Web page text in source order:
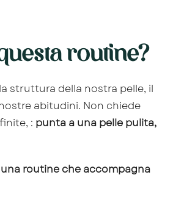
routine?
struttura della nostra pelle, il
abitudini. Non chiede
: punta a una pelle pulita,
routine che accompagna